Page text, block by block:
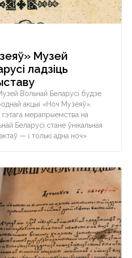
Музей
ладзіць
Вольнай Беларусі будзе
акцыі «Ноч Музеяў».
мерапрыемства на
Беларусі стане ўнікальная
— і толькі адна ноч»